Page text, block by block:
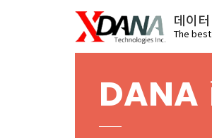
데이
The
DANA